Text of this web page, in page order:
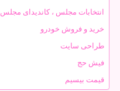
انتخابات مجلس ، کاندیدای مجلس
خرید و فروش خودرو
طراحی سایت
فیش حج
قیمت بیسیم